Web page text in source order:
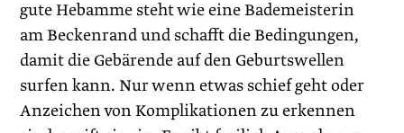
gute Hebamme steht wie eine Bademeisterin
am Beckenrand und schafft die Bedingungen,
damit die Gebärende auf den Geburtswellen
surfen kann. Nur wenn etwas schief geht oder
Anzeichen von Komplikationen zu erkennen